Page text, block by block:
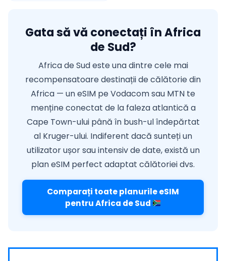
Gata să vă conectați în Africa
de Sud?
Africa de Sud este una dintre cele mai
recompensatoare destinații de călătorie din
Africa — un eSIM pe Vodacom sau MTN te
menține conectat de la faleza atlantică a
Cape Town-ului până în bush-ul îndepărtat
al Kruger-ului. Indiferent dacă sunteți un
utilizator ușor sau intensiv de date, există un
plan eSIM perfect adaptat călătoriei dvs.
Comparați toate planurile eSIM
pentru Africa de Sud